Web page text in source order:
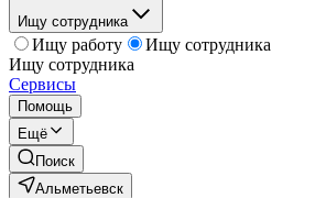
Ищу сотрудника
Ищу работу
Ищу сотрудника
Ищу сотрудника
Сервисы
Помощь
Ещё
Поиск
Альметьевск